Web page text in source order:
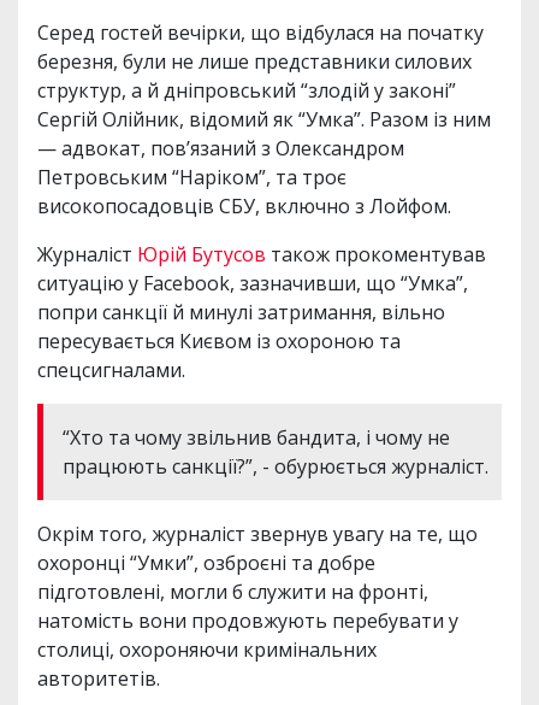
Серед гостей вечірки, що відбулася на початку
березня, були не лише представники силових
структур, а й дніпровський “злодій у законі”
Сергій Олійник, відомий як “Умка”. Разом із ним
— адвокат, пов’язаний з Олександром
Петровським “Наріком”, та троє
високопосадовців СБУ, включно з Лойфом.
Журналіст Юрій Бутусов також прокоментував
ситуацію у Facebook, зазначивши, що “Умка”,
попри санкції й минулі затримання, вільно
пересувається Києвом із охороною та
спецсигналами.
“Хто та чому звільнив бандита, і чому не
працюють санкції?”, - обурюється журналіст.
Окрім того, журналіст звернув увагу на те, що
охоронці “Умки”, озброєні та добре
підготовлені, могли б служити на фронті,
натомість вони продовжують перебувати у
столиці, охороняючи кримінальних
авторитетів.